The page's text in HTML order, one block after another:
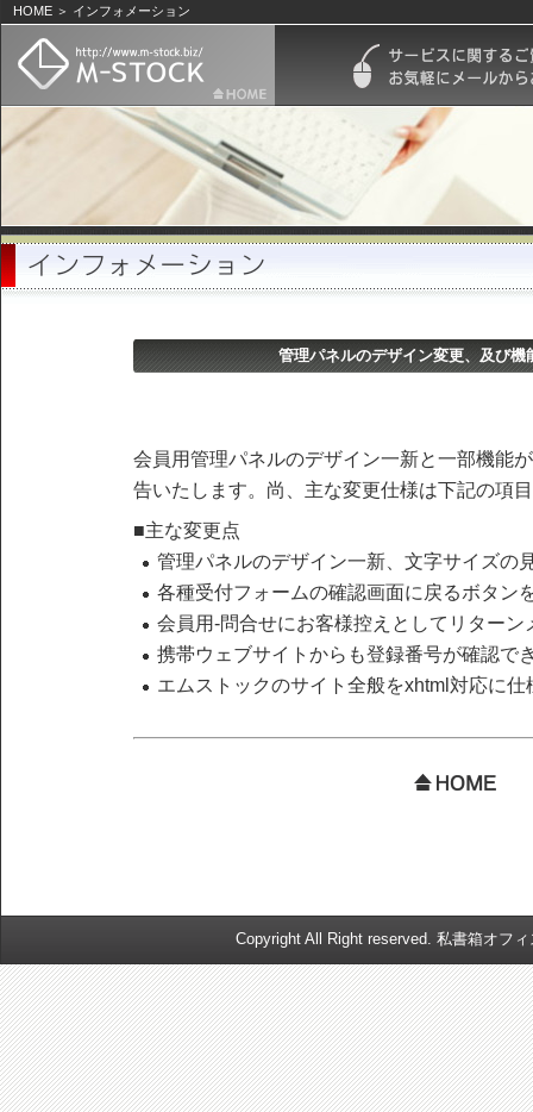
HOME ＞ インフォメーション
管理パネルのデザイン変更、及び機
会員用管理パネルのデザイン一新と一部機能
告いたします。尚、主な変更仕様は下記の項
■主な変更点
管理パネルのデザイン一新、文字サイズの
各種受付フォームの確認画面に戻るボタン
会員用-問合せにお客様控えとしてリターン
携帯ウェブサイトからも登録番号が確認で
エムストックのサイト全般をxhtml対応に
Copyright All Right reserved. 私書箱オフ